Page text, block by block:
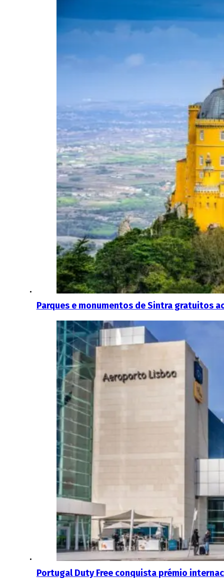
Parques e monumentos de Sintra gratuitos
Portugal Duty Free conquista prémio